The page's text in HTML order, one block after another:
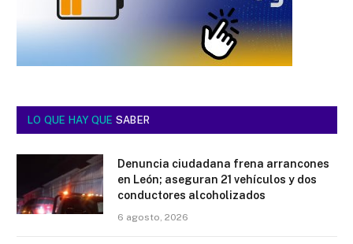
LO QUE HAY QUE SABER
Denuncia ciudadana frena arrancones
en León; aseguran 21 vehículos y dos
conductores alcoholizados
6 agosto, 2026